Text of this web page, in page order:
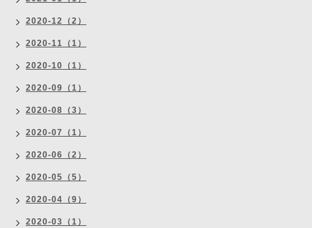
2020-12（2）
2020-11（1）
2020-10（1）
2020-09（1）
2020-08（3）
2020-07（1）
2020-06（2）
2020-05（5）
2020-04（9）
2020-03（1）